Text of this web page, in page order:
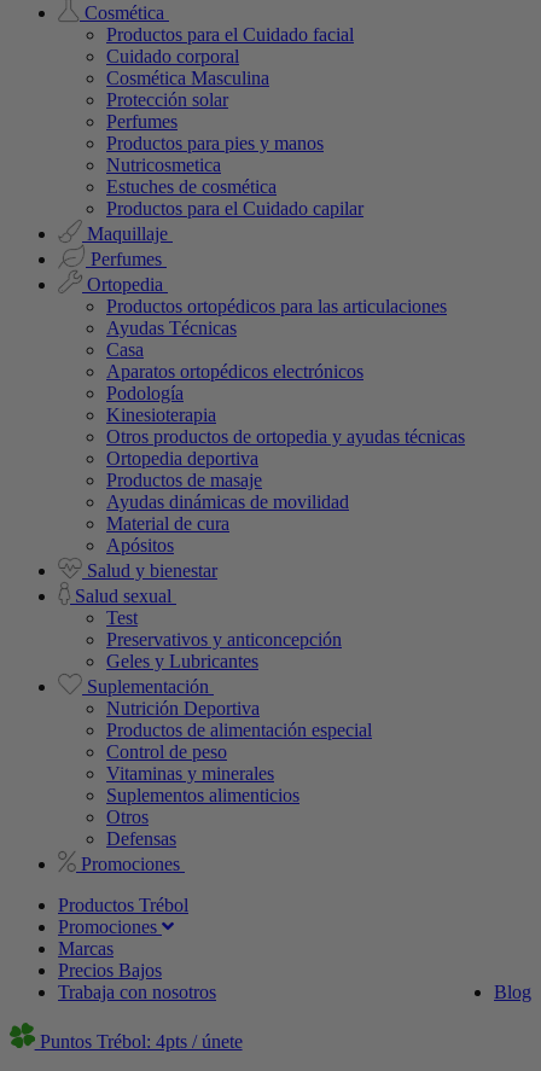
Cosmética
Productos para el Cuidado facial
Cuidado corporal
Cosmética Masculina
Protección solar
Perfumes
Productos para pies y manos
Nutricosmetica
Estuches de cosmética
Productos para el Cuidado capilar
Maquillaje
Perfumes
Ortopedia
Productos ortopédicos para las articulaciones
Ayudas Técnicas
Casa
Aparatos ortopédicos electrónicos
Podología
Kinesioterapia
Otros productos de ortopedia y ayudas técnicas
Ortopedia deportiva
Productos de masaje
Ayudas dinámicas de movilidad
Material de cura
Apósitos
Salud y bienestar
Salud sexual
Test
Preservativos y anticoncepción
Geles y Lubricantes
Suplementación
Nutrición Deportiva
Productos de alimentación especial
Control de peso
Vitaminas y minerales
Suplementos alimenticios
Otros
Defensas
Promociones
Productos Trébol
Promociones
Marcas
Precios Bajos
Blog
Trabaja con nosotros
Puntos Trébol: 4pts / únete